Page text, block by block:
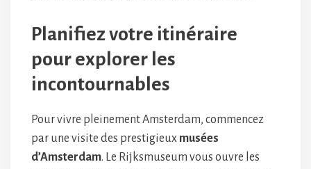
Planifiez votre itinéraire
pour explorer les
incontournables
Pour vivre pleinement Amsterdam, commencez
par une visite des prestigieux musées
d’Amsterdam. Le Rijksmuseum vous ouvre les